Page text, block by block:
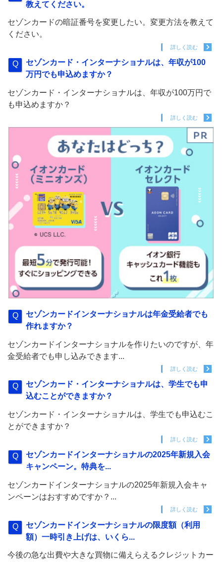
教えてください。
セゾンカードの暗証番号を変更したい。変更方法を教えて
ください。
詳しく読む
セゾンカード・インターナショナルは、年収が100
万円でも申込めますか？
セゾンカード・インターナショナルは、年収が100万円で
も申込めますか？
詳しく読む
セゾンカードインターナショナルは年金受給者でも
作れますか？
セゾンカードインターナショナルを作りたいのですが、年
金受給者でも申し込みできます...
詳しく読む
セゾンカード・インターナショナルは、学生でも申
込むことができますか？
セゾンカード・インターナショナルは、学生でも申込むこ
とができますか？
詳しく読む
セゾンカードインターナショナルの2025年新規入会
キャンペーン。特典を...
セゾンカードインターナショナルの2025年新規入会キャ
ンペーンはおすすめですか？...
詳しく読む
セゾンカードインターナショナルの限度額（利用
額）一時引き上げは、いくら...
今後の急な出費や大きな買物に備えらえるクレジットカー